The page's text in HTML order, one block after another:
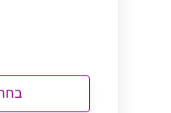
apps, websites, and
coming back for